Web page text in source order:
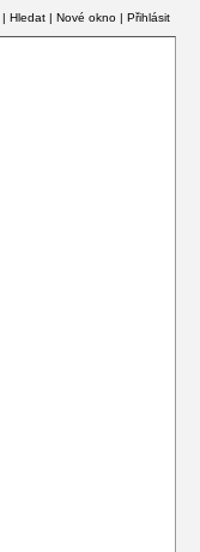
| Hledat | Nové okno | Přihlásit